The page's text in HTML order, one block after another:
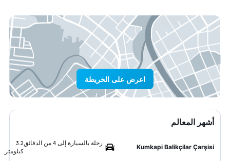
اعرض على الخريطة
أشهر المعالم
Kumkapi Balikçilar Çarşisi
رحلة بالسيارة إلى 4 من الدقائق
3.2
كيلومتر